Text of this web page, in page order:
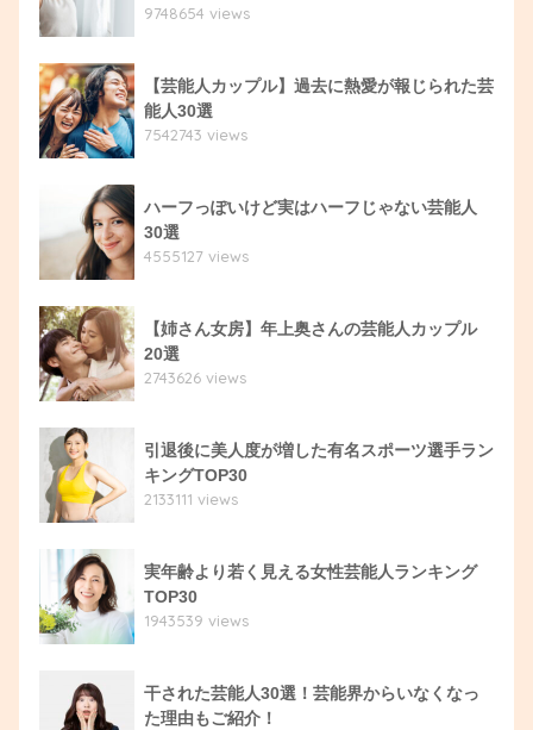
9748654 views
【芸能人カップル】過去に熱愛が報じられた芸
能人30選
7542743 views
ハーフっぽいけど実はハーフじゃない芸能人
30選
4555127 views
【姉さん女房】年上奥さんの芸能人カップル
20選
2743626 views
引退後に美人度が増した有名スポーツ選手ラン
キングTOP30
2133111 views
実年齢より若く見える女性芸能人ランキング
TOP30
1943539 views
干された芸能人30選！芸能界からいなくなっ
た理由もご紹介！